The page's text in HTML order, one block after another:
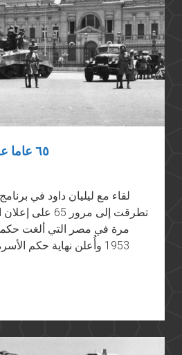
٦٥ عاما على إعلان الجمهورية
لقاء مع ليليان داود في
تطرقت إلى مرور
1953 وأُعلن نهاية حكم